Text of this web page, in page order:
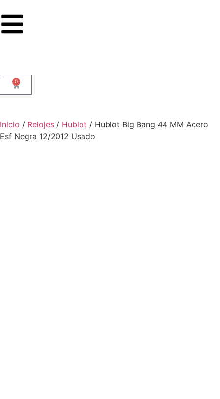
0
Inicio / Relojes / Hublot / Hublot Big Bang 44 MM Acero
Esf Negra 12/2012 Usado